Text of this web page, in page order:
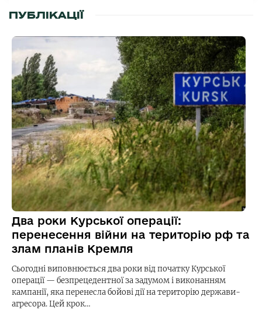
ПУБЛІКАЦІЇ
Два роки Курської операції:
перенесення війни на територію рф та
злам планів Кремля
Сьогодні виповнюється два роки від початку Курської
операції — безпрецедентної за задумом і виконанням
кампанії, яка перенесла бойові дії на територію держави-
агресора. Цей крок…